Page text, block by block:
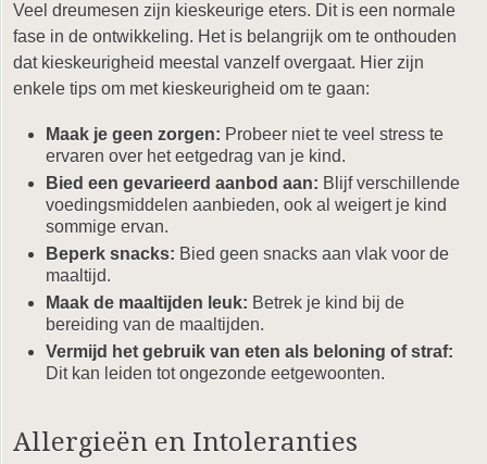
Veel dreumesen zijn kieskeurige eters. Dit is een normale
fase in de ontwikkeling. Het is belangrijk om te onthouden
dat kieskeurigheid meestal vanzelf overgaat. Hier zijn
enkele tips om met kieskeurigheid om te gaan:
Maak je geen zorgen: Probeer niet te veel stress te
ervaren over het eetgedrag van je kind.
Bied een gevarieerd aanbod aan: Blijf verschillende
voedingsmiddelen aanbieden, ook al weigert je kind
sommige ervan.
Beperk snacks: Bied geen snacks aan vlak voor de
maaltijd.
Maak de maaltijden leuk: Betrek je kind bij de
bereiding van de maaltijden.
Vermijd het gebruik van eten als beloning of straf:
Dit kan leiden tot ongezonde eetgewoonten.
Allergieën en Intoleranties